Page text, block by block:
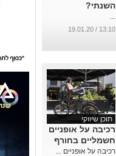
השנתי?
...
13:10 / 19.01.20
תוכן שיווקי
רכיבה על אופניים
חשמליים בחורף
רכיבה על אופניים ...